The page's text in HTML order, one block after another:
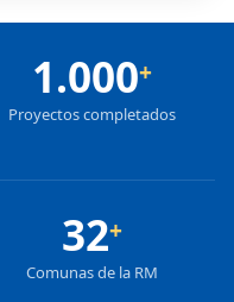
1.000+
Proyectos completados
32+
Comunas de la RM